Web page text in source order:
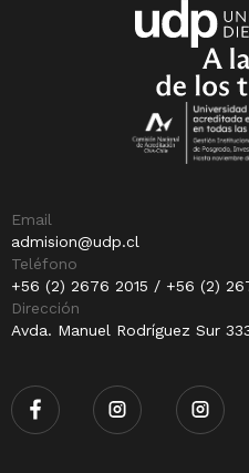
Email
admision@udp.cl
Teléfono
+56 (2) 2676 2015 / +56 (2)
Dirección
Avda. Manuel Rodríguez Sur